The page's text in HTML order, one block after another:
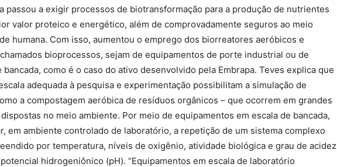
passou a exigir processos de biotransformação para a produção de nutrientes
valor proteico e energético, além de comprovadamente seguros ao meio
humana. Com isso, aumentou o emprego dos biorreatores aeróbicos e
bioprocessos, sejam de equipamentos de porte industrial ou de
como é o caso do ativo desenvolvido pela Embrapa. Teves explica que
adequada à pesquisa e experimentação possibilitam a simulação de
a compostagem aeróbica de resíduos orgânicos – que ocorrem em grandes
no meio ambiente. Por meio de equipamentos em escala de bancada,
em ambiente controlado de laboratório, a repetição de um sistema complexo
por temperatura, níveis de oxigênio, atividade biológica e grau de acidez
hidrogeniônico (pH). “Equipamentos em escala de laboratório